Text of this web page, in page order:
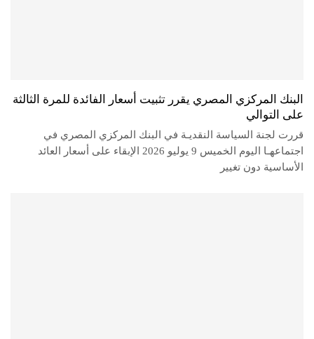
البنك المركزي المصري يقرر تثبيت أسعار الفائدة للمرة الثالثة
على التوالي
قررت لجنة السياسة النقديـة في البنك المركزي المصري في
اجتماعهـا اليوم الخميس 9 يوليو 2026 الإبقاء على أسعار العائد
الأساسية دون تغيير